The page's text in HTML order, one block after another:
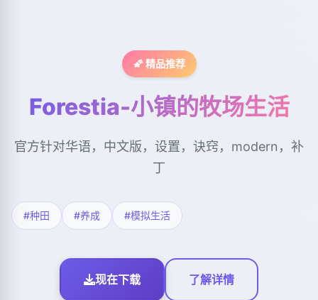
🌠 精品推荐
Forestia-小镇的牧场生活
官方针对华语，中文版，设置，诀窍，modern，补
丁
#种田 #养成 #模拟生活
现在下载 了解详情